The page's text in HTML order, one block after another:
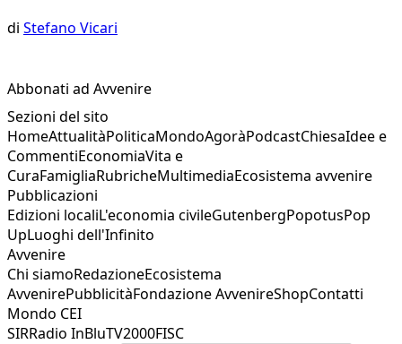
di Stefano Vicari
Abbonati ad Avvenire
Sezioni del sito
HomeAttualitàPoliticaMondoAgoràPodcastChiesaIdee e
CommentiEconomiaVita e
CuraFamigliaRubricheMultimediaEcosistema avvenire
Pubblicazioni
Edizioni localiL'economia civileGutenbergPopotusPop
UpLuoghi dell'Infinito
Avvenire
Chi siamoRedazioneEcosistema
AvvenirePubblicitàFondazione AvvenireShopContatti
Mondo CEI
SIRRadio InBluTV2000FISC